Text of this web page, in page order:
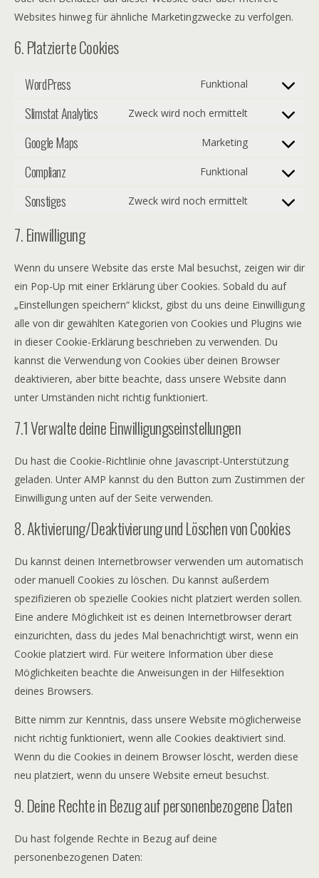
Websites hinweg für ähnliche Marketingzwecke zu verfolgen.
6. Platzierte Cookies
WordPress Funktional
Consent
wordpress
Slimstat Analytics Zweck wird noch ermittelt
Consent
slimstat-
analytics
Google Maps Marketing
Consent
google-
Complianz Funktional
Consent
Sonstiges Zweck wird noch ermittelt
Consent
sonstiges
7. Einwilligung
Wenn du unsere Website das erste Mal besuchst, zeigen wir dir
ein Pop-Up mit einer Erklärung über Cookies. Sobald du auf
„Einstellungen speichern“ klickst, gibst du uns deine Einwilligung
alle von dir gewählten Kategorien von Cookies und Plugins wie
in dieser Cookie-Erklärung beschrieben zu verwenden. Du
kannst die Verwendung von Cookies über deinen Browser
deaktivieren, aber bitte beachte, dass unsere Website dann
unter Umständen nicht richtig funktioniert.
7.1 Verwalte deine Einwilligungseinstellungen
Du hast die Cookie-Richtlinie ohne Javascript-Unterstützung
geladen. Unter AMP kannst du den Button zum Zustimmen der
Einwilligung unten auf der Seite verwenden.
8. Aktivierung/Deaktivierung und Löschen von Cookies
Du kannst deinen Internetbrowser verwenden um automatisch
oder manuell Cookies zu löschen. Du kannst außerdem
spezifizieren ob spezielle Cookies nicht platziert werden sollen.
Eine andere Möglichkeit ist es deinen Internetbrowser derart
einzurichten, dass du jedes Mal benachrichtigt wirst, wenn ein
Cookie platziert wird. Für weitere Information über diese
Möglichkeiten beachte die Anweisungen in der Hilfesektion
deines Browsers.
Bitte nimm zur Kenntnis, dass unsere Website möglicherweise
nicht richtig funktioniert, wenn alle Cookies deaktiviert sind.
Wenn du die Cookies in deinem Browser löscht, werden diese
neu platziert, wenn du unsere Website erneut besuchst.
9. Deine Rechte in Bezug auf personenbezogene Daten
Du hast folgende Rechte in Bezug auf deine
personenbezogenen Daten: